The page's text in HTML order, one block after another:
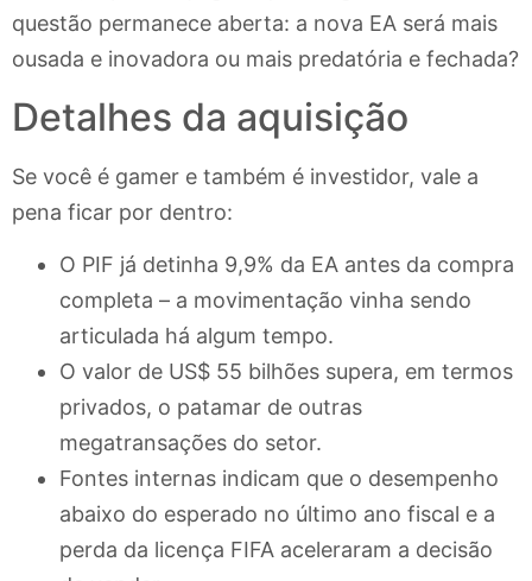
questão permanece aberta: a nova EA será mais
ousada e inovadora ou mais predatória e fechada?
Detalhes da aquisição
Se você é gamer e também é investidor, vale a
pena ficar por dentro:
O PIF já detinha 9,9% da EA antes da compra
completa – a movimentação vinha sendo
articulada há algum tempo.
O valor de US$ 55 bilhões supera, em termos
privados, o patamar de outras
megatransações do setor.
Fontes internas indicam que o desempenho
abaixo do esperado no último ano fiscal e a
perda da licença FIFA aceleraram a decisão